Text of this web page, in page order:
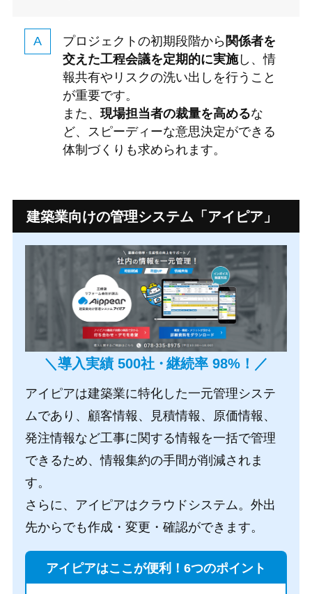
プロジェクトの初期段階から 関係者を
交えた工程会議を定期的に実施し、情
報共有やリスクの洗い出しを行うこと
が重要です。
また、 現場担当者の裁量を高めるな
ど、スピーディーな意思決定ができる
体制づくりも求められます。
建築業向けの管理システム「アイピア」
＼導入実績 500社・継続率 98%！／
アイピアは建築業に特化した一元管理システ
ムであり、顧客情報、見積情報、原価情報、
発注情報など工事に関する情報を一括で管理
できるため、情報集約の手間が削減されま
す。
さらに、アイピアはクラウドシステム。外出
先からでも作成・変更・確認ができます。
アイピアはここが便利！6つのポイント